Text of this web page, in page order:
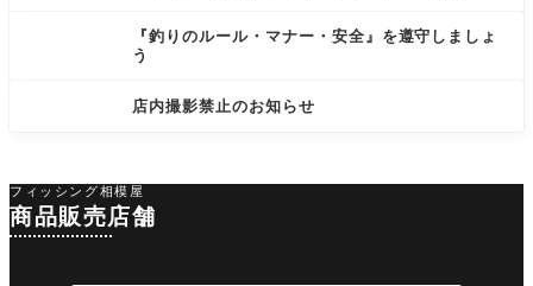
『釣りのルール・マナー・安全』を遵守しましょ
う
店内撮影禁止のお知らせ
フィッシング相模屋
商品販売店舗